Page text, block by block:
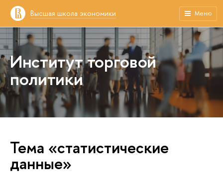
Высшая школа экономики Меню
Институт торговой
политики
Тема «статистические
данные»